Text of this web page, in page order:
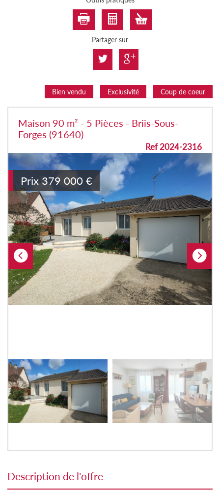
Partager sur
Bien vendu Exclusivité Coup de coeur
Maison 90 m² - 5 Pièces - Briis-Sous-
Forges (91640)
Ref 2024-2316
Prix 379 000 €
description de l'offre